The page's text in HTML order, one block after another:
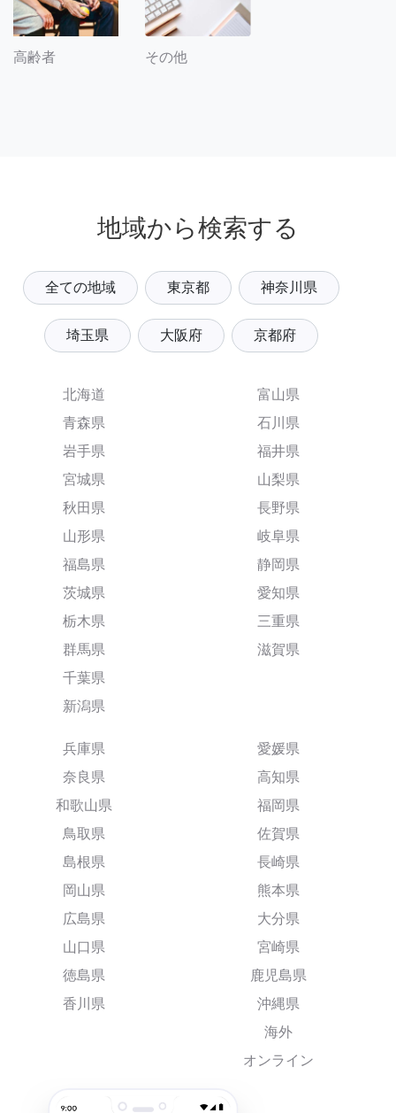
高齢者 その他
地域から検索する
全ての地域 東京都 神奈川県
埼玉県 大阪府 京都府
北海道
青森県
岩手県
宮城県
秋田県
山形県
福島県
茨城県
栃木県
群馬県
千葉県
新潟県
富山県
石川県
福井県
山梨県
長野県
岐阜県
静岡県
愛知県
三重県
滋賀県
兵庫県
奈良県
和歌山県
鳥取県
島根県
岡山県
広島県
山口県
徳島県
香川県
愛媛県
高知県
福岡県
佐賀県
長崎県
熊本県
大分県
宮崎県
鹿児島県
沖縄県
海外
オンライン